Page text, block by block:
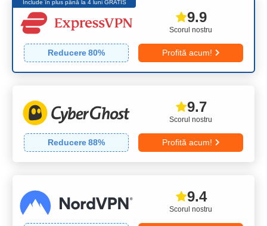
Include în plus până la 4 luni GRATIS
Scorul nostru
9.9
Reducere80% Profită acum!
Scorul nostru
9.7
Reducere88% Profită acum!
Scorul nostru
9.4